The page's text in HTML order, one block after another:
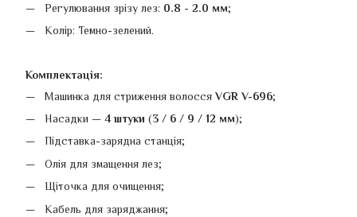
Регулювання зрізу лез: 0.8 - 2.0 мм;
Колір: Темно-зелений.
Комплектація:
Машинка для стриження волоссяVGR V-696;
Насадки — 4 штуки (3 / 6 / 9 / 12 мм);
Підставка-зарядна станція;
Олія для змащення лез;
Щіточка для очищення;
Кабель для заряджання;